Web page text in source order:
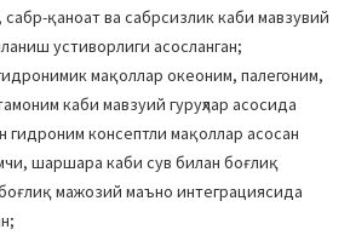
қаноат ва сабрсизлик каби мавзувий
устиворлиги асосланган;
мақоллар океоним, палегоним,
каби мавзуий гуруҳлар асосида
гидроним консептли мақоллар асосан
шаршара каби сув билан боғлиқ
мажозий маъно интеграциясида